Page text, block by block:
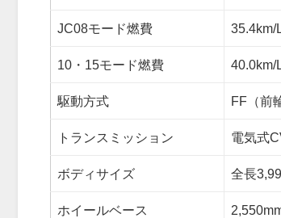
JC08モード燃費 35.4km/
10・15モード燃費 40.0km/
駆動方式 FF（前
トランスミッション 電気式
ボディサイズ 全長
ホイールベース